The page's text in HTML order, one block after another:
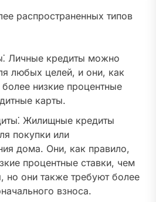
распространенных типов
Личные кредиты можно
любых целей, и они, как
низкие процентные
карты.
Жилищные кредиты
покупки или
дома. Они, как правило,
процентные ставки, чем
но они также требуют более
взноса.